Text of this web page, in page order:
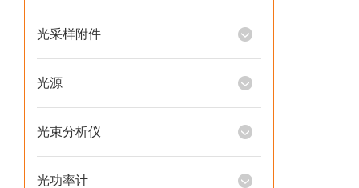
光采样附件
光源
光束分析仪
光功率计